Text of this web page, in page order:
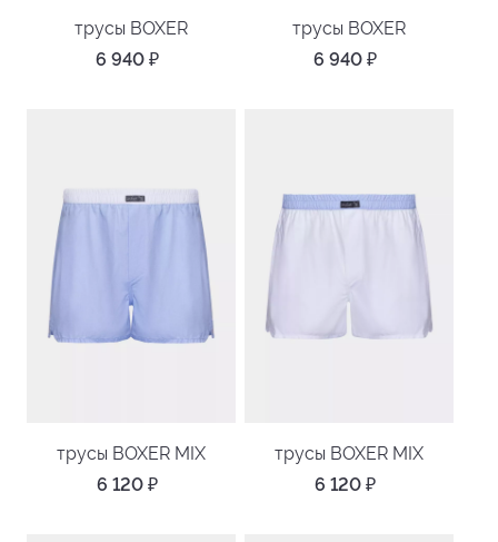
трусы BOXER
6 940 ₽
трусы BOXER
6 940 ₽
трусы BOXER MIX
6 120 ₽
трусы BOXER MIX
6 120 ₽